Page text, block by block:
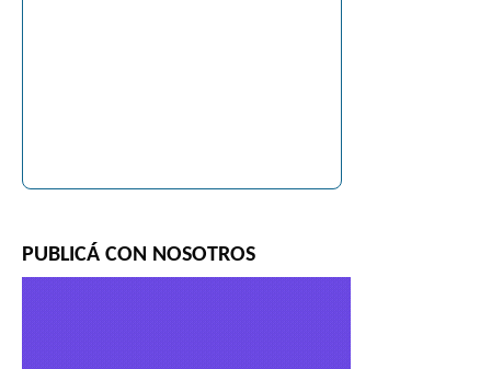
PUBLICÁ CON NOSOTROS